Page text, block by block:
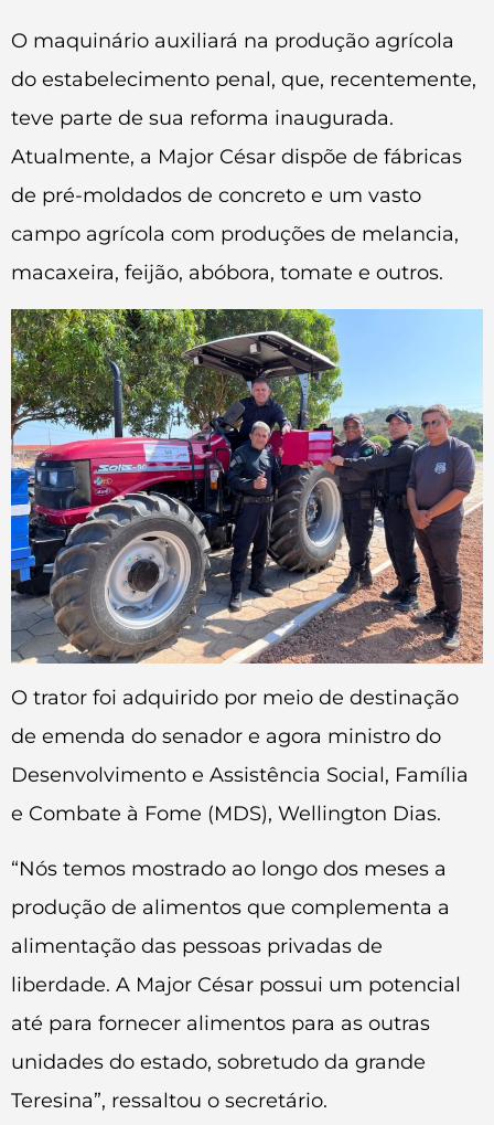
O maquinário auxiliará na produção agrícola
do estabelecimento penal, que, recentemente,
teve parte de sua reforma inaugurada.
Atualmente, a Major César dispõe de fábricas
de pré-moldados de concreto e um vasto
campo agrícola com produções de melancia,
macaxeira, feijão, abóbora, tomate e outros.
O trator foi adquirido por meio de destinação
de emenda do senador e agora ministro do
Desenvolvimento e Assistência Social, Família
e Combate à Fome (MDS), Wellington Dias.
“Nós temos mostrado ao longo dos meses a
produção de alimentos que complementa a
alimentação das pessoas privadas de
liberdade. A Major César possui um potencial
até para fornecer alimentos para as outras
unidades do estado, sobretudo da grande
Teresina”, ressaltou o secretário.